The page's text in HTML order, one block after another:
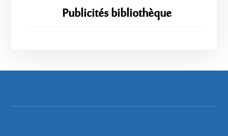
Publicités bibliothèque